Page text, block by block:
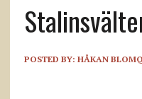
POSTED BY: HÅKAN